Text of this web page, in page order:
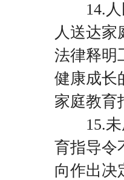
14.
人送达家
法律释明
健康成长
家庭教育
15.
育指导令
向作出决